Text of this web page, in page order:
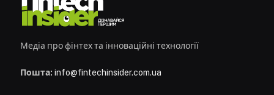
Медіа про фінтех та інноваційні технології
Пошта: info@fintechinsider.com.ua